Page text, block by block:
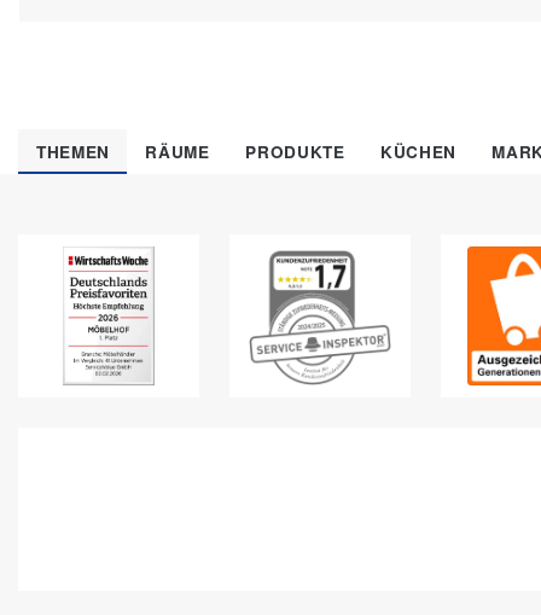
THEMEN RÄUME PRODUKTE KÜCHEN